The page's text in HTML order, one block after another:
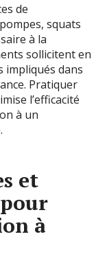
de
squats
à la
sollicitent en
impliqués dans
Pratiquer
l’efficacité
à un
et
à